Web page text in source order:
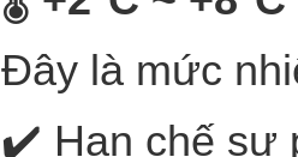
Đây là mức
✔️ Hạn chế sự